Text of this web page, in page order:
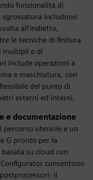
funzionalità di
includono
all'indietro,
le tecniche di finitura
multipli e di
include operazioni a
e maschiatura, con
del punto di
esterni ed interni.
e documentazione
percorso utensile e un
G pronto per la
su cloud con
consentono
il